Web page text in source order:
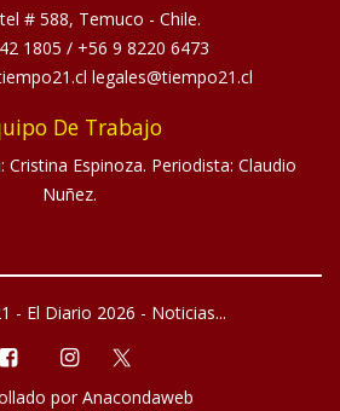
# 588, Temuco - Chile.
1805 / +56 9 8220 6473
legales@tiempo21.cl
De Trabajo
Cristina Espinoza. Periodista: Claudio
Nuñez.
- El Diario 2026 - Noticias...
por Anacondaweb